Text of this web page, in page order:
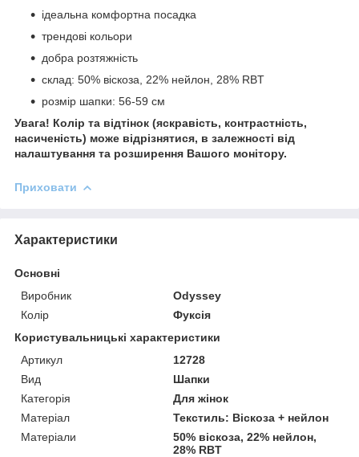
ідеальна комфортна посадка
трендові кольори
добра розтяжність
склад: 50% віскоза, 22% нейлон, 28% RBT
розмір шапки: 56-59 см
Увага! Колір та відтінок (яскравість, контрастність,
насиченість) може відрізнятися, в залежності від
налаштування та розширення Вашого монітору.
Приховати
Характеристики
Основні
Виробник
Odyssey
Колір
Фуксія
Користувальницькі характеристики
Артикул
12728
Вид
Шапки
Категорія
Для жінок
Матеріал
Текстиль: Віскоза + нейлон
Матеріали
50% віскоза, 22% нейлон,
28% RBT